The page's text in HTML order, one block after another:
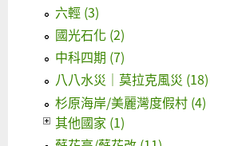
六輕 (3)
國光石化 (2)
中科四期 (7)
八八水災｜莫拉克風災 (18)
杉原海岸/美麗灣度假村 (4)
其他國家 (1)